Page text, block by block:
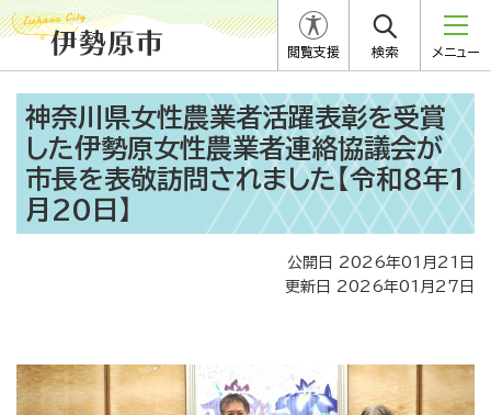
閲覧支援 検索 メニュー
神奈川県女性農業者活躍表彰を受賞
した伊勢原女性農業者連絡協議会が
市長を表敬訪問されました【令和8年1
月20日】
公開日 2026年01月21日
更新日 2026年01月27日